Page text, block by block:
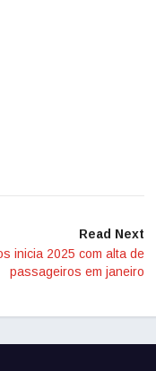
Read Next
inicia 2025 com alta de
passageiros em janeiro